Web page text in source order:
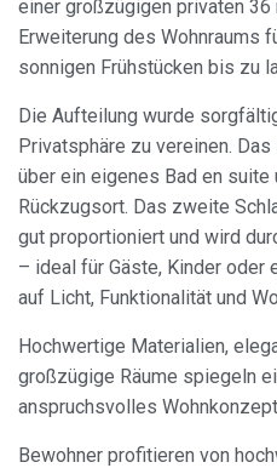
einer großzügigen privaten 36
Erweiterung des Wohnraums
sonnigen Frühstücken bis zu
Die Aufteilung wurde
Privatsphäre zu vereinen.
über ein eigenes Bad en suite
Rückzugsort. Das zweite
gut proportioniert und wird
– ideal für Gäste, Kinder oder
auf Licht, Funktionalität und
Hochwertige Materialien,
großzügige Räume spiegeln
anspruchsvolles
Bewohner profitieren von
Cookies ändern
Technik und Funktional
Diese Website verwendet
verbessern. Wenn Sie weiter
Installation. Der Benutzer hat
Browser zu konfigurieren und
dass er auf seiner Festplatte
bedenken muss, dass dies zu
Navigieren auf der Website